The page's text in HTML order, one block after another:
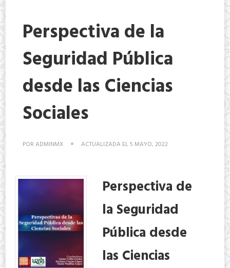
Perspectiva de la
Seguridad Pública
desde las Ciencias
Sociales
POR ADMINMX ACTUALIZADA EL5 MAYO, 2022
Perspectiva de
la Seguridad
Pública desde
las Ciencias